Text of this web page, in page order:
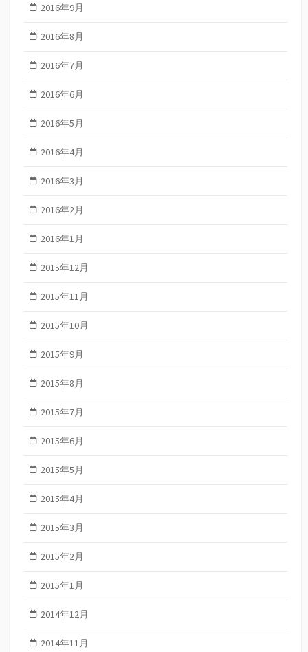
2016年9月
2016年8月
2016年7月
2016年6月
2016年5月
2016年4月
2016年3月
2016年2月
2016年1月
2015年12月
2015年11月
2015年10月
2015年9月
2015年8月
2015年7月
2015年6月
2015年5月
2015年4月
2015年3月
2015年2月
2015年1月
2014年12月
2014年11月